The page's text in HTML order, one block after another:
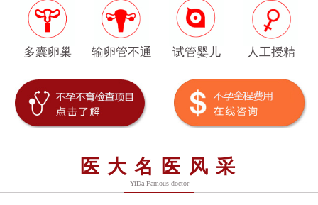
多囊卵巢 输卵管不通 试管婴儿 人工授精
医大名医风采
YiDa Famous doctor